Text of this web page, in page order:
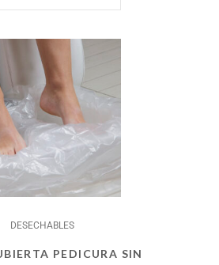
DESECHABLES
PEDICURA SIN